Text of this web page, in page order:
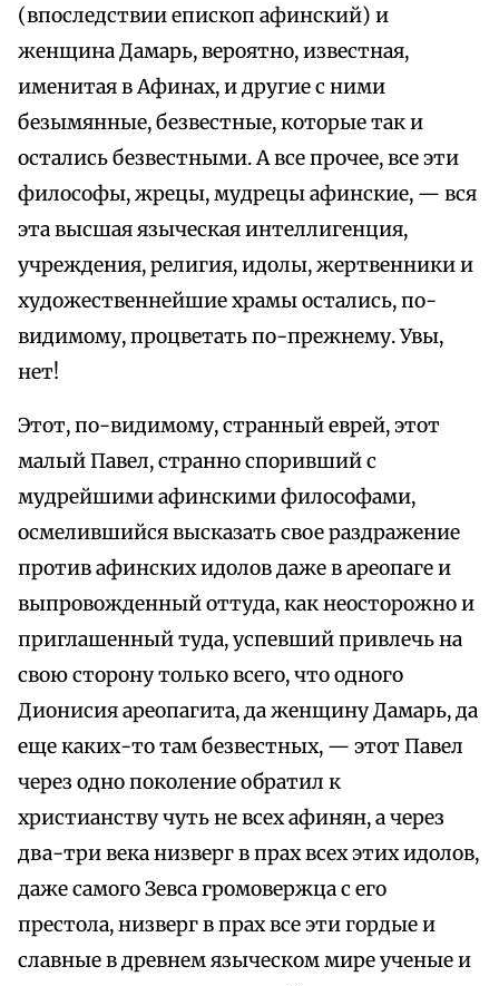
(впоследствии епископ афинский) и
женщина Дамарь, вероятно, известная,
именитая в Афинах, и другие с ними
безымянные, безвестные, которые так и
остались безвестными. А все прочее, все эти
философы, жрецы, мудрецы афинские, — вся
эта высшая языческая интеллигенция,
учреждения, религия, идолы, жертвенники и
художественнейшие храмы остались, по-
видимому, процветать по-прежнему. Увы,
нет!
Этот, по-видимому, странный еврей, этот
малый Павел, странно споривший с
мудрейшими афинскими философами,
осмелившийся высказать свое раздражение
против афинских идолов даже в ареопаге и
выпровожденный оттуда, как неосторожно и
приглашенный туда, успевший привлечь на
свою сторону только всего, что одного
Дионисия ареопагита, да женщину Дамарь, да
еще каких-то там безвестных, — этот Павел
через одно поколение обратил к
христианству чуть не всех афинян, а через
два-три века низверг в прах всех этих идолов,
даже самого Зевса громовержца с его
престола, низверг в прах все эти гордые и
славные в древнем языческом мире ученые и